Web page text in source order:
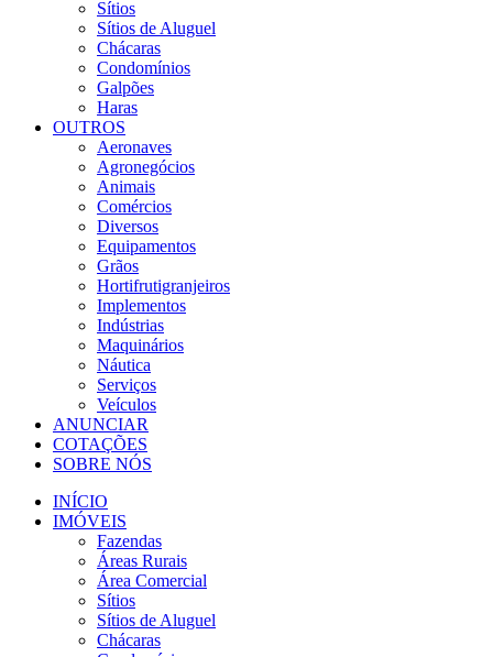
Sítios
Sítios de Aluguel
Chácaras
Condomínios
Galpões
Haras
OUTROS
Aeronaves
Agronegócios
Animais
Comércios
Diversos
Equipamentos
Grãos
Hortifrutigranjeiros
Implementos
Indústrias
Maquinários
Náutica
Serviços
Veículos
ANUNCIAR
COTAÇÕES
SOBRE NÓS
INÍCIO
IMÓVEIS
Fazendas
Áreas Rurais
Área Comercial
Sítios
Sítios de Aluguel
Chácaras